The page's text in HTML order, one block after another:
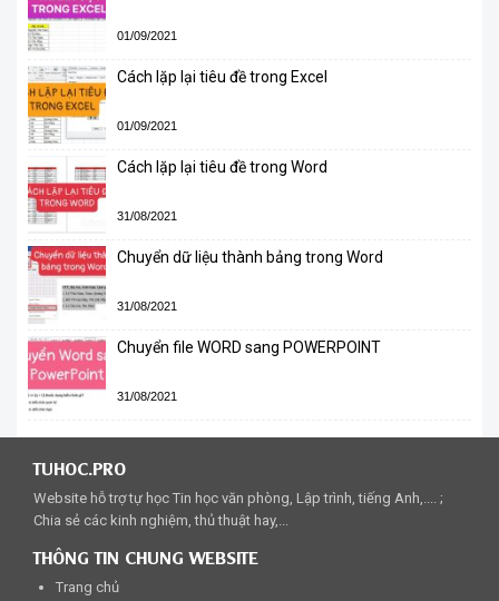
01/09/2021
Cách lặp lại tiêu đề trong Excel
01/09/2021
Cách lặp lại tiêu đề trong Word
31/08/2021
Chuyển dữ liệu thành bảng trong Word
31/08/2021
Chuyển file WORD sang POWERPOINT
31/08/2021
TUHOC.PRO
Website hỗ trợ tự học Tin học văn phòng, Lập trình, tiếng Anh,.... ;
Chia sẻ các kinh nghiệm, thủ thuật hay,...
THÔNG TIN CHUNG WEBSITE
Trang chủ